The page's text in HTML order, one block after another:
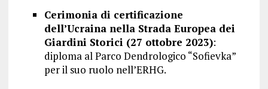
Cerimonia di certificazione
dell’Ucraina nella Strada Europea dei
Giardini Storici (27 ottobre 2023):
diploma al Parco Dendrologico “Sofievka”
per il suo ruolo nell’ERHG.